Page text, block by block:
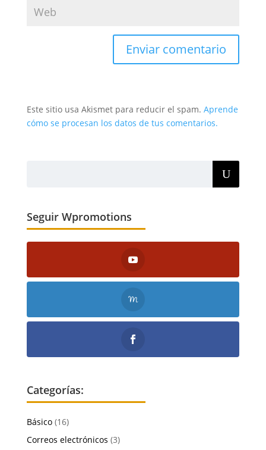
Este sitio usa Akismet para reducir el spam. Aprende
cómo se procesan los datos de tus comentarios.
Seguir Wpromotions
Categorías:
Básico(16)
Correos electrónicos (3)